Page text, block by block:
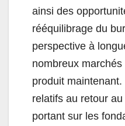
ainsi des
rééquilibrage du
perspective à
nombreux
produit maintenant.
relatifs au retour
portant sur les